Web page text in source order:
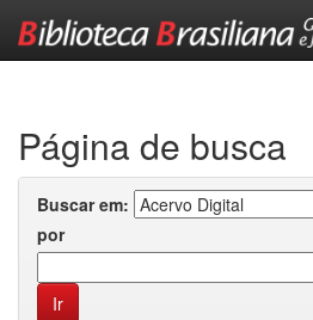
Página de busca
Buscar em:
por